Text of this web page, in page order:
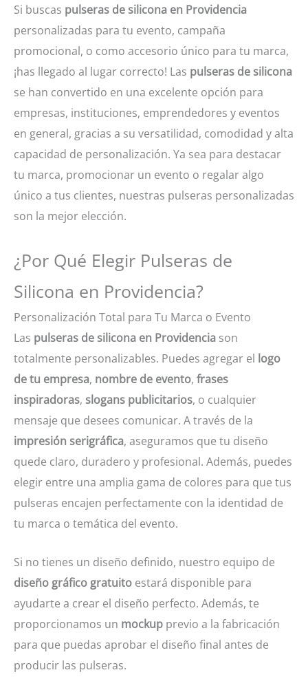
Si buscas pulseras de silicona en Providencia
personalizadas para tu evento, campaña
promocional, o como accesorio único para tu marca,
¡has llegado al lugar correcto! Las pulseras de silicona
se han convertido en una excelente opción para
empresas, instituciones, emprendedores y eventos
en general, gracias a su versatilidad, comodidad y alta
capacidad de personalización. Ya sea para destacar
tu marca, promocionar un evento o regalar algo
único a tus clientes, nuestras pulseras personalizadas
son la mejor elección.
¿Por Qué Elegir Pulseras de
Silicona en Providencia?
Personalización Total para Tu Marca o Evento
Las pulseras de silicona en Providencia son
totalmente personalizables. Puedes agregar el logo
de tu empresa, nombre de evento, frases
inspiradoras, slogans publicitarios, o cualquier
mensaje que desees comunicar. A través de la
impresión serigráfica, aseguramos que tu diseño
quede claro, duradero y profesional. Además, puedes
elegir entre una amplia gama de colores para que tus
pulseras encajen perfectamente con la identidad de
tu marca o temática del evento.
Si no tienes un diseño definido, nuestro equipo de
diseño gráfico gratuito estará disponible para
ayudarte a crear el diseño perfecto. Además, te
proporcionamos un mockup previo a la fabricación
para que puedas aprobar el diseño final antes de
producir las pulseras.